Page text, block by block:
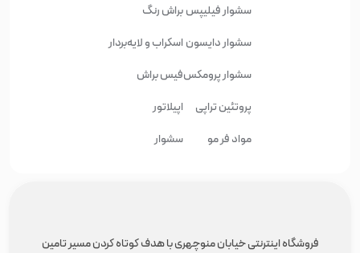
سشوار فیلیپس
سشوار دایسون
سشوار پرومکس
پروتئین تراپی
مواد فر مو
براش رنگ
اسکراب و لایه‌بردار
فیس براش
اپیلاتور
سشوار
فروشگاه اینترنتی خیابان منوچهری با هدف کوتاه کردن مسیر تامین